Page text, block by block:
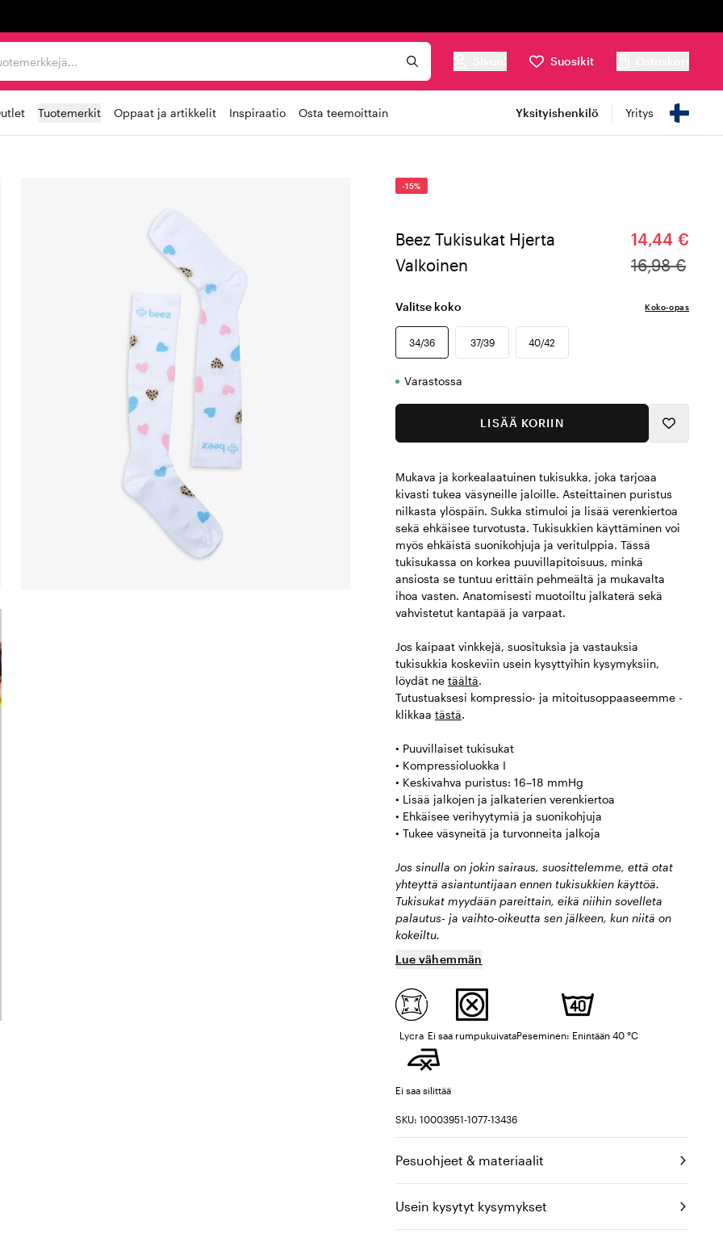
tuotemerkkejä...
Suosikit
Tuotemerkit Oppaat ja artikkelit Inspiraatio Osta teemoittain Yksityishenkilö Yritys
-15%
Beez Tukisukat Hjerta
Valkoinen
14,44 €
16,98 €
Valitse koko Koko-opas
34/36 37/39 40/42
Varastossa
LISÄÄ KORIIN
Mukava ja korkealaatuinen tukisukka, joka tarjoaa
kivasti tukea väsyneille jaloille. Asteittainen puristus
nilkasta ylöspäin. Sukka stimuloi ja lisää verenkiertoa
sekä ehkäisee turvotusta. Tukisukkien käyttäminen voi
myös ehkäistä suonikohjuja ja veritulppia. Tässä
tukisukassa on korkea puuvillapitoisuus, minkä
ansiosta se tuntuu erittäin pehmeältä ja mukavalta
ihoa vasten. Anatomisesti muotoiltu jalkaterä sekä
vahvistetut kantapää ja varpaat.
Jos kaipaat vinkkejä, suosituksia ja vastauksia
tukisukkia koskeviin usein kysyttyihin kysymyksiin,
löydät ne täältä.
Tutustuaksesi kompressio- ja mitoitusoppaaseemme -
klikkaa tästä.
• Puuvillaiset tukisukat
• Kompressioluokka I
• Keskivahva puristus: 16–18 mmHg
• Lisää jalkojen ja jalkaterien verenkiertoa
• Ehkäisee verihyytymiä ja suonikohjuja
• Tukee väsyneitä ja turvonneita jalkoja
Jos sinulla on jokin sairaus, suosittelemme, että otat
yhteyttä asiantuntijaan ennen tukisukkien käyttöä.
Tukisukat myydään pareittain, eikä niihin sovelleta
palautus- ja vaihto-oikeutta sen jälkeen, kun niitä on
kokeiltu.
Lue vähemmän
Lycra Ei saa rumpukuivataPeseminen: Enintään 40 °C
Ei saa silittää
SKU: 10003951-1077-13436
Pesuohjeet & materiaalit
Usein kysytyt kysymykset